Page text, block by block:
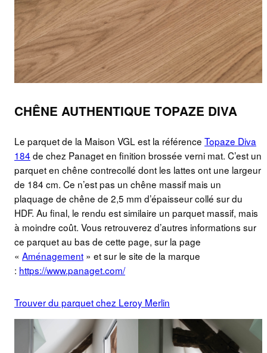
CHÊNE AUTHENTIQUE TOPAZE DIVA
Le parquet de la Maison VGL est la référence Topaze Diva
184 de chez Panaget en finition brossée verni mat. C’est un
parquet en chêne contrecollé dont les lattes ont une largeur
de 184 cm. Ce n’est pas un chêne massif mais un
plaquage de chêne de 2,5 mm d’épaisseur collé sur du
HDF. Au final, le rendu est similaire un parquet massif, mais
à moindre coût. Vous retrouverez d’autres informations sur
ce parquet au bas de cette page, sur la page
« Aménagement » et sur le site de la marque
: https://www.panaget.com/
Trouver du parquet chez Leroy Merlin